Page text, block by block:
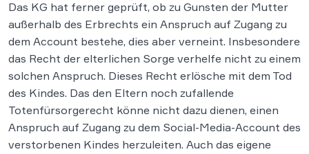
Das KG hat ferner geprüft, ob zu Gunsten der Mutter
außerhalb des Erbrechts ein Anspruch auf Zugang zu
dem Account bestehe, dies aber verneint. Insbesondere
das Recht der elterlichen Sorge verhelfe nicht zu einem
solchen Anspruch. Dieses Recht erlösche mit dem Tod
des Kindes. Das den Eltern noch zufallende
Totenfürsorgerecht könne nicht dazu dienen, einen
Anspruch auf Zugang zu dem Social-Media-Account des
verstorbenen Kindes herzuleiten. Auch das eigene